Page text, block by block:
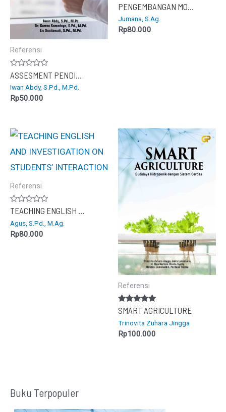
Referensi
Dinilai
0
dari
5
Iwan Abdy, S.Pd., M.Pd.
Rp50.000
Dinilai
0
dari
5
Jumana, S.Ag.
Rp80.000
Referensi
Dinilai
0
dari
5
TEACHING ENGLISH AND INVESTIGATION ON STUDENTS’ INTERACTION
Agus, S.Pd., M.Ag.
Rp80.000
Referensi
Dinilai
5.00
dari 5
SMART AGRICULTURE
Trinovita Zuhara Jingga
Rp100.000
Buku Terpopuler